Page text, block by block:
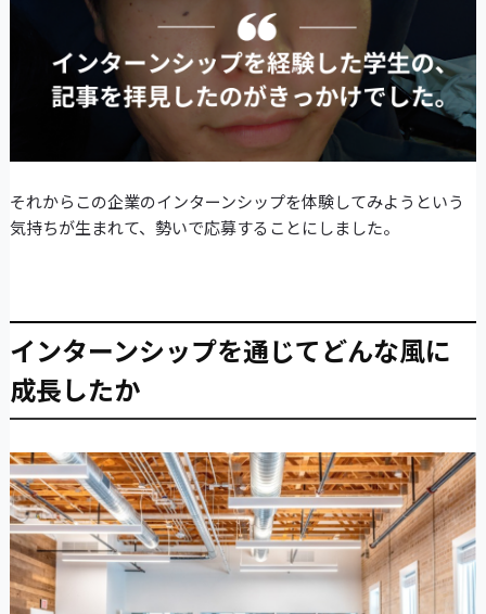
それからこの企業のインターンシップを体験してみようという
気持ちが生まれて、勢いで応募することにしました。
インターンシップを通じてどんな風に
成長したか